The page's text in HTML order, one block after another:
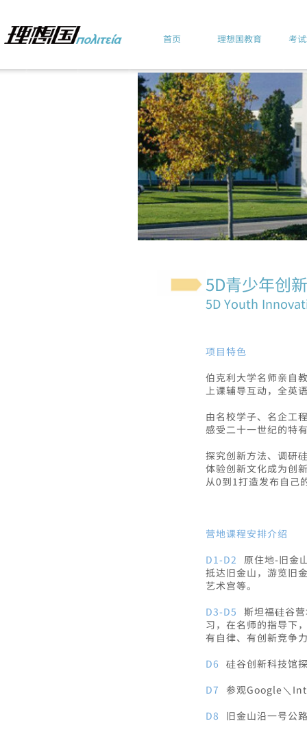
5D青少年创
5D Youth
项目特色
伯克利大学名师亲自
上课辅导互动，全英
由名校学子、名企工
感受二十一世纪的特
探究创新方法、调研
体验创新文化成为创
从0到1打造发布自己
营地课程安排介绍
D1-D2 原住地-旧金
抵达旧金山，游览旧
艺术宫等。
D3-D5 斯坦福硅谷
习，在名师的指导下
有自律、有创新竞争
D6 硅谷创新科技馆
D7 参观Google＼
D8 旧金山沿一号公
首页 理想国教育 考